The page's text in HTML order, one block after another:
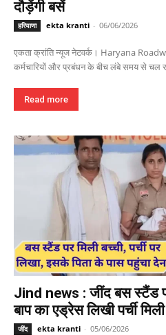
दौड़ेंगी बसें
हरियाणा ekta kranti - 06/06/2026
एकता क्रांति न्यूज नेटवर्क। Haryana
कर्मचारियों और प्रबंधन के बीच लंबे समय से चल
Read more
Jind news : जींद बस स्टैंड
बाप का एड्रेस लिखी पर्ची मिली
जींद ekta kranti - 05/06/2026